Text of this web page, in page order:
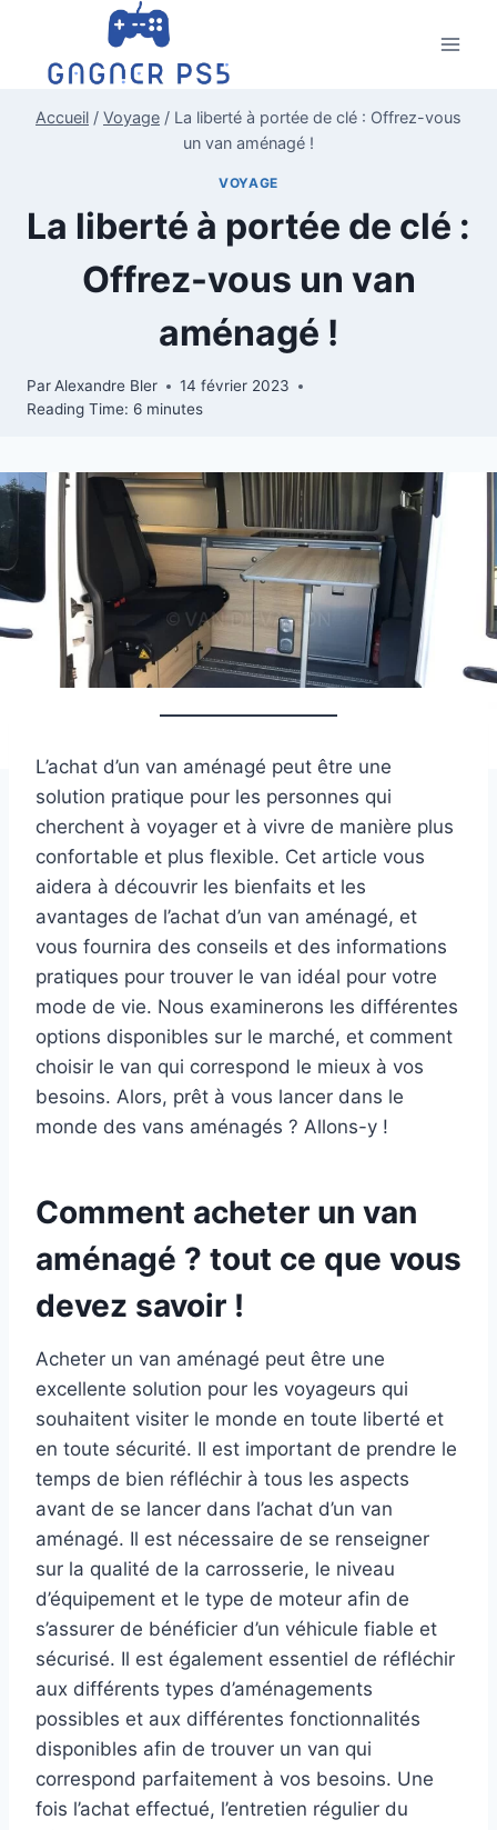
contenu
Accueil / Voyage / La liberté à portée de clé : Offrez-vous
un van aménagé !
VOYAGE
La liberté à portée de clé :
Offrez-vous un van
aménagé !
ParAlexandre Bler
14 février 2023
Reading Time: 6 minutes
L’achat d’un van aménagé peut être une
solution pratique pour les personnes qui
cherchent à voyager et à vivre de manière plus
confortable et plus flexible. Cet article vous
aidera à découvrir les bienfaits et les
avantages de l’achat d’un van aménagé, et
vous fournira des conseils et des informations
pratiques pour trouver le van idéal pour votre
mode de vie. Nous examinerons les différentes
options disponibles sur le marché, et comment
choisir le van qui correspond le mieux à vos
besoins. Alors, prêt à vous lancer dans le
monde des vans aménagés ? Allons-y !
Comment acheter un van
aménagé ? tout ce que vous
devez savoir !
Acheter un van aménagé peut être une
excellente solution pour les voyageurs qui
souhaitent visiter le monde en toute liberté et
en toute sécurité. Il est important de prendre le
temps de bien réfléchir à tous les aspects
avant de se lancer dans l’achat d’un van
aménagé. Il est nécessaire de se renseigner
sur la qualité de la carrosserie, le niveau
d’équipement et le type de moteur afin de
s’assurer de bénéficier d’un véhicule fiable et
sécurisé. Il est également essentiel de réfléchir
aux différents types d’aménagements
possibles et aux différentes fonctionnalités
disponibles afin de trouver un van qui
correspond parfaitement à vos besoins. Une
fois l’achat effectué, l’entretien régulier du